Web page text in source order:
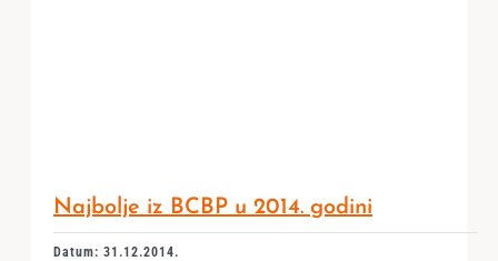
Najbolje iz BCBP u 2014. godini
Datum: 31.12.2014.